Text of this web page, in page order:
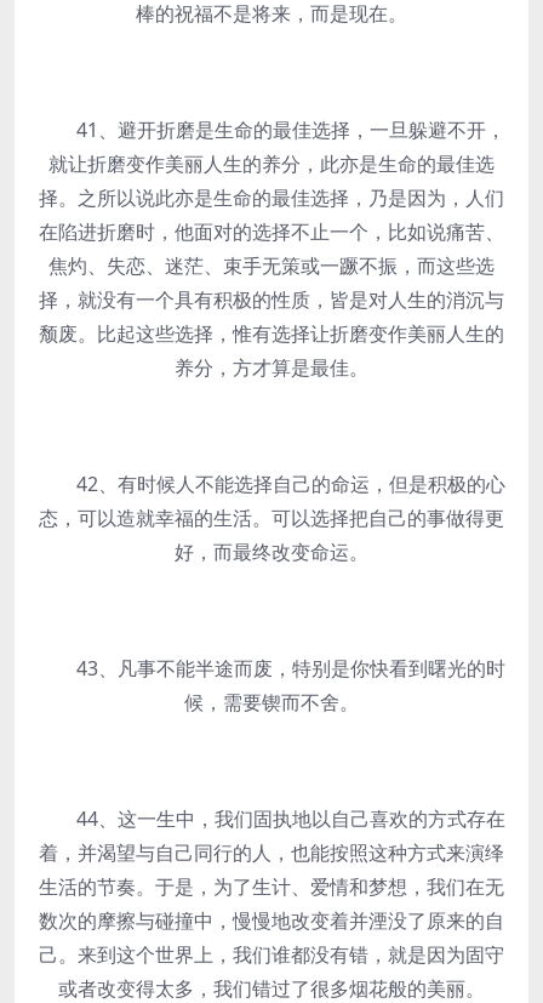
棒的祝福不是将来，而是现在。
41、避开折磨是生命的最佳选择，一旦躲避不开，
就让折磨变作美丽人生的养分，此亦是生命的最佳选
择。之所以说此亦是生命的最佳选择，乃是因为，人们
在陷进折磨时，他面对的选择不止一个，比如说痛苦、
焦灼、失恋、迷茫、束手无策或一蹶不振，而这些选
择，就没有一个具有积极的性质，皆是对人生的消沉与
颓废。比起这些选择，惟有选择让折磨变作美丽人生的
养分，方才算是最佳。
42、有时候人不能选择自己的命运，但是积极的心
态，可以造就幸福的生活。可以选择把自己的事做得更
好，而最终改变命运。
43、凡事不能半途而废，特别是你快看到曙光的时
候，需要锲而不舍。
44、这一生中，我们固执地以自己喜欢的方式存在
着，并渴望与自己同行的人，也能按照这种方式来演绎
生活的节奏。于是，为了生计、爱情和梦想，我们在无
数次的摩擦与碰撞中，慢慢地改变着并湮没了原来的自
己。来到这个世界上，我们谁都没有错，就是因为固守
或者改变得太多，我们错过了很多烟花般的美丽。